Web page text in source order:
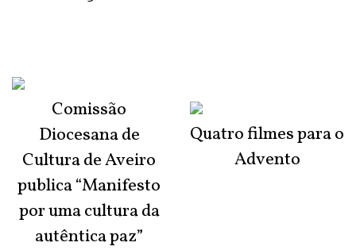
Comissão
Diocesana de
Cultura de Aveiro
publica “Manifesto
por uma cultura da
autêntica paz”
Quatro filmes para o
Advento